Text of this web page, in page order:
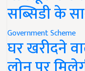
सब्सिडी के
Government Scheme
घर खरीदने